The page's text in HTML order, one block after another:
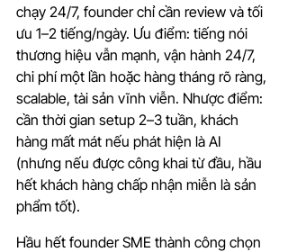
chạy 24/7, founder chỉ cần review và tối
ưu 1–2 tiếng/ngày. Ưu điểm: tiếng nói
thương hiệu vẫn mạnh, vận hành 24/7,
chi phí một lần hoặc hàng tháng rõ ràng,
scalable, tài sản vĩnh viễn. Nhược điểm:
cần thời gian setup 2–3 tuần, khách
hàng mất mát nếu phát hiện là AI
(nhưng nếu được công khai từ đầu, hầu
hết khách hàng chấp nhận miễn là sản
phẩm tốt).
Hầu hết founder SME thành công chọn